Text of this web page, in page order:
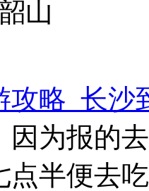
攻略_长沙
因为报的
点半便去